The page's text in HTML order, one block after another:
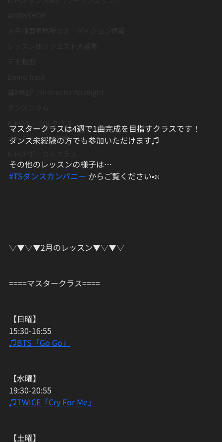
K-POボーカルクラス
オーディション対策
マスタークラスは4週で1曲完成を目指すクラスです！﻿
ダンス未経験の方でも参加いただけます♫﻿
その他のレッスンの様子は…﻿
#TSダンスカンパニー からご覧ください📣﻿
▽▼▽▼2月のレッスン▼▽▼▽﻿
====マスタークラス====
【日曜】
15:30-16:55
♫BTS「Go Go」
【水曜】
19:30-20:55
♫TWICE「Cry For Me」
【土曜】